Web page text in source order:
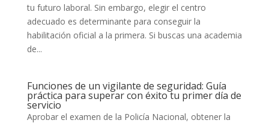
tu futuro laboral. Sin embargo, elegir el centro
adecuado es determinante para conseguir la
habilitación oficial a la primera. Si buscas una academia
de...
Funciones de un vigilante de seguridad: Guía
práctica para superar con éxito tu primer día de
servicio
Aprobar el examen de la Policía Nacional, obtener la